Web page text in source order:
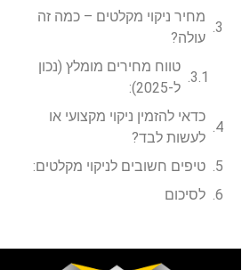
מחיר ניקוי מקלטים – כמה זה
עולה?
טווח מחירים מומלץ (נכון
ל-2025):
כדאי להזמין ניקוי מקצועי או
לעשות לבד?
טיפים חשובים לניקוי מקלטים:
לסיכום